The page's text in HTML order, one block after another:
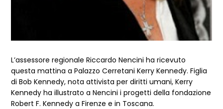
L’assessore regionale Riccardo Nencini ha ricevuto
questa mattina a Palazzo Cerretani Kerry Kennedy. Figlia
di Bob Kennedy, nota attivista per diritti umani, Kerry
Kennedy ha illustrato a Nencini i progetti della fondazione
Robert F. Kennedy a Firenze e in Toscana.